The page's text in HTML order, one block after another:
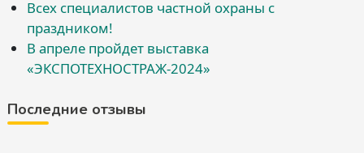
Всех специалистов частной охраны с
праздником!
В апреле пройдет выставка
«ЭКСПОТЕХНОСТРАЖ-2024»
Последние отзывы